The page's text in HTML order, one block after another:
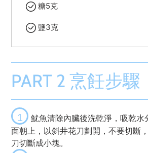
糖5克
鹽3克
PART 2 烹飪步驟
1
魷魚清除內臟後洗乾淨，吸乾水
面朝上，以斜井花刀劃開，不要切斷
刀切斷成小塊。